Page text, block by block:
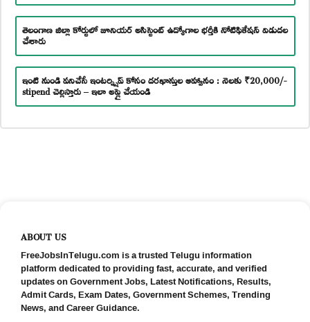
తెలంగాణ జిల్లా కోర్టులో జూనియర్ అసిస్టెంట్ ఉద్యోగాల భర్తీకి నోటిఫికేషన్ విడుదల
చేశారు
ఇంటి నుండి పనిచేసే ఇంటర్న్షిప్ కోసం దరఖాస్తుల ఆహ్వానం : నెలకు ₹20,000/-
stipend చెల్లిస్తారు – ఇలా అప్లై చేయండి
ABOUT US
FreeJobsInTelugu.com is a trusted Telugu information
platform dedicated to providing fast, accurate, and verified
updates on Government Jobs, Latest Notifications, Results,
Admit Cards, Exam Dates, Government Schemes, Trending
News, and Career Guidance.